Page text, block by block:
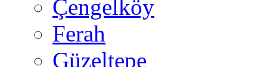
Çengelköy
Ferah
Güzeltepe